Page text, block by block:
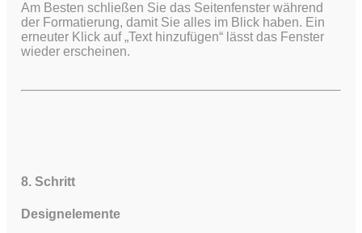
Am Besten schließen Sie das Seitenfenster während
der Formatierung, damit Sie alles im Blick haben. Ein
erneuter Klick auf „Text hinzufügen“ lässt das Fenster
wieder erscheinen.
8. Schritt
Designelemente